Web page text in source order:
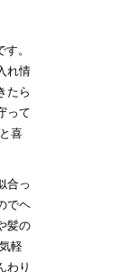
。
れ情
たら
って
喜
合っ
でヘ
髪の
軽
わり